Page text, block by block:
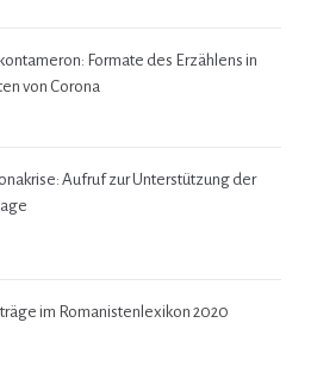
Formate des Erzählens in
von Corona
Aufruf zur Unterstützung der
im Romanistenlexikon 2020